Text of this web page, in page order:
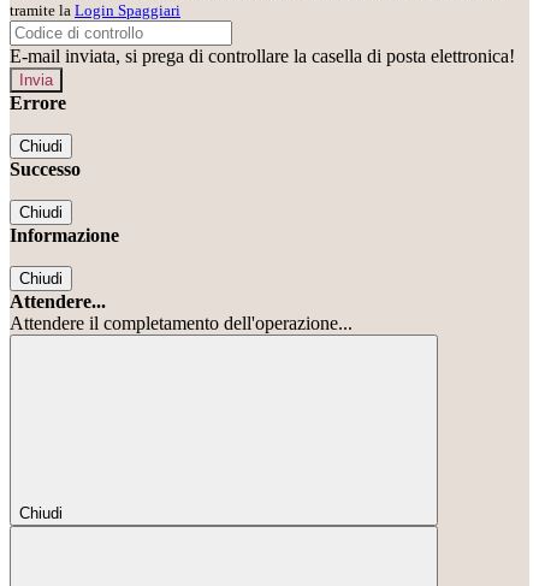
tramite la Login Spaggiari
E-mail inviata, si prega di controllare la casella di posta elettronica!
Errore
Chiudi
Successo
Chiudi
Informazione
Chiudi
Attendere...
Attendere il completamento dell'operazione...
Chiudi